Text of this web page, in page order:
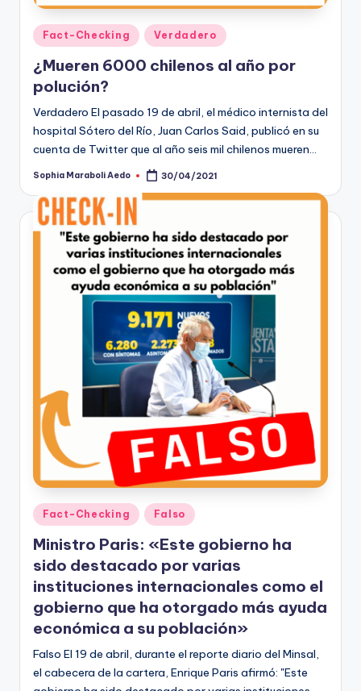
Publicado
en
Fact-Checking Verdadero
¿Mueren 6000 chilenos al año por
polución?
Verdadero El pasado 19 de abril, el médico internista del
hospital Sótero del Río, Juan Carlos Said, publicó en su
cuenta de Twitter que al año seis mil chilenos mueren…
Publicado
Sophia Maraboli Aedo 30/04/2021
Publicado
en
Fact-Checking Falso
Ministro Paris: «Este gobierno ha
sido destacado por varias
instituciones internacionales como el
gobierno que ha otorgado más ayuda
económica a su población»
Falso El 19 de abril, durante el reporte diario del Minsal,
el cabecera de la cartera, Enrique Paris afirmó: "Este